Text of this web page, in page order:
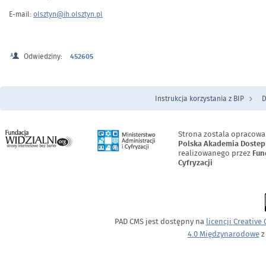
E-mail: olsztyn@ih.olsztyn.pl
Odwiedziny: 452605
Menu Stopka
Instrukcja korzystania z BIP
Strona zostala
Polska Akademia
realizowanego przez
Cyfryzacji
PAD CMS jest dostępny na licencji Creative
4.0 Międzynarodowez